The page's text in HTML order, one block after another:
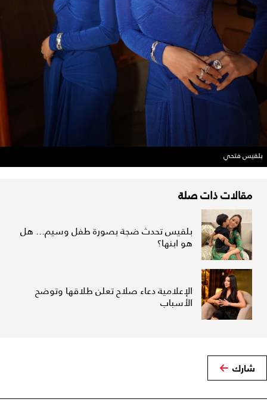
بلقيس فتحي
مقالات ذات صلة
بلقيس تحدث ضجة بصورة طفل وسيم... هل
هو ابنها؟
الإعلامية دعاء صلاح تعلن طلاقها وتوضح
الأسباب
شارك